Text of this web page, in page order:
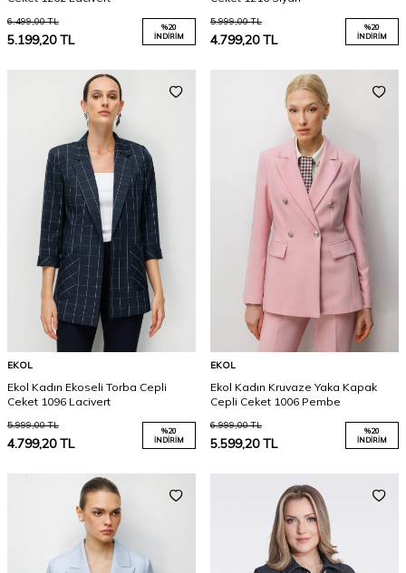
6.499,00TL
5.199,20TL
%20
İNDIRIM
5.999,00TL
4.799,20TL
%20
İNDIRIM
EKOL
Ekol Kadın Ekoseli Torba Cepli
Ceket 1096 Lacivert
5.999,00TL
4.799,20TL
%20
İNDIRIM
EKOL
Ekol Kadın Kruvaze Yaka Kapak
Cepli Ceket 1006 Pembe
6.999,00TL
5.599,20TL
%20
İNDIRIM